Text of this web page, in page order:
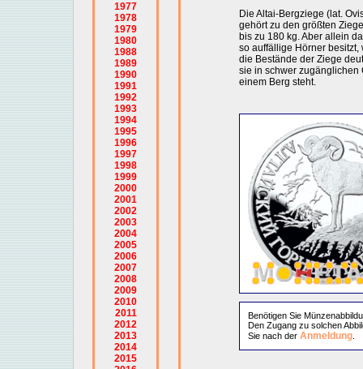
1977
1978
1979
1980
1988
1989
1990
1991
1992
1993
1994
1995
1996
1997
1998
1999
2000
2001
2002
2003
2004
2005
2006
2007
2008
2009
2010
2011
2012
2013
2014
2015
Die Altai-Bergziege (lat.
gehört zu den größten
bis zu 180 kg. Aber allein
so auffällige Hörner
die Bestände der Ziege
sie in schwer zugänglichen
einem Berg steht.
Benötigen Sie
Den Zugang zu solchen
Sie nach der Anmeldung.